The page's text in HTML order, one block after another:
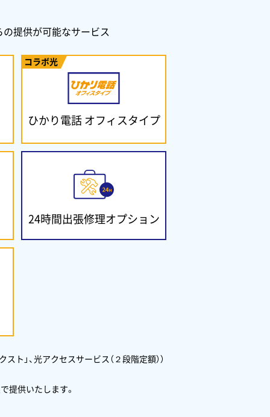
提供が可能なサービス
コラボ光
ひかり電話オフィスタイプ
24時間出張修理オプション
」、光アクセスサービス（２段階定額））
提供いたします。